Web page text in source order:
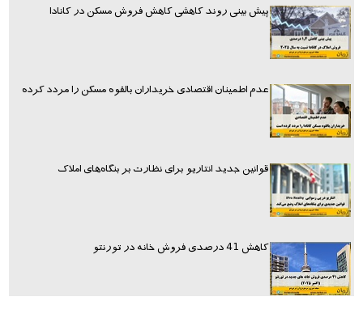
پیش بینی روند کاهشی کاهش فروش مسکن در کانادا
عدم اطمینان اقتصادی خریداران بالقوه مسکن را مردد کرده
قوانین جدید انتاریو برای نظارت بر بنگاه‌های املاک
کاهش 41 درصدی فروش خانه در تورنتو